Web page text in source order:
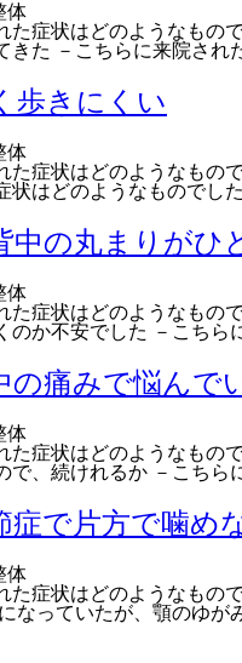
体
た症状はどのようなもの
きた －こちらに来院され
歩きにくい
体
た症状はどのようなもの
状はどのようなものでし
中の丸まりがひ
体
た症状はどのようなもの
のか不安でした －こちら
の痛みで悩んで
体
た症状はどのようなもの
で、続けれるか －こちら
症で片方で噛め
体
た症状はどのようなもの
なっていたが、顎のゆが